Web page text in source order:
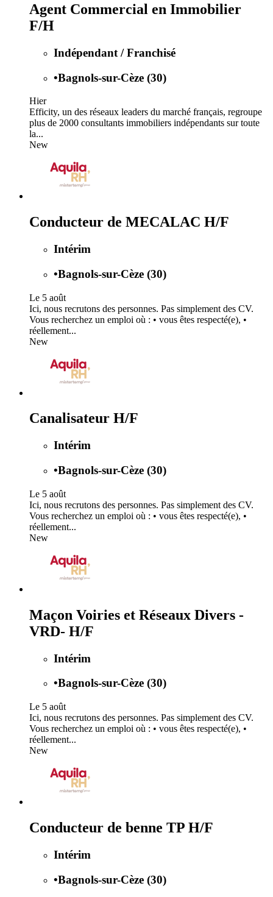
Agent Commercial en Immobilier
F/H
Indépendant / Franchisé
•Bagnols-sur-Cèze (30)
Hier
Efficity, un des réseaux leaders du marché français, regroupe
plus de 2000 consultants immobiliers indépendants sur toute
la...
New
Conducteur de MECALAC H/F
Intérim
•Bagnols-sur-Cèze (30)
Le 5 août
Ici, nous recrutons des personnes. Pas simplement des CV.
Vous recherchez un emploi où : • vous êtes respecté(e), •
réellement...
New
Canalisateur H/F
Intérim
•Bagnols-sur-Cèze (30)
Le 5 août
Ici, nous recrutons des personnes. Pas simplement des CV.
Vous recherchez un emploi où : • vous êtes respecté(e), •
réellement...
New
Maçon Voiries et Réseaux Divers -
VRD- H/F
Intérim
•Bagnols-sur-Cèze (30)
Le 5 août
Ici, nous recrutons des personnes. Pas simplement des CV.
Vous recherchez un emploi où : • vous êtes respecté(e), •
réellement...
New
Conducteur de benne TP H/F
Intérim
•Bagnols-sur-Cèze (30)